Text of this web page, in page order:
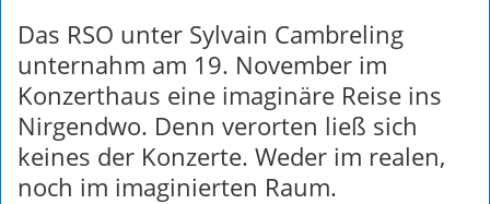
Das RSO unter Sylvain Cambreling
unternahm am 19. November im
Konzerthaus eine imaginäre Reise ins
Nirgendwo. Denn verorten ließ sich
keines der Konzerte. Weder im realen,
noch im imaginierten Raum.